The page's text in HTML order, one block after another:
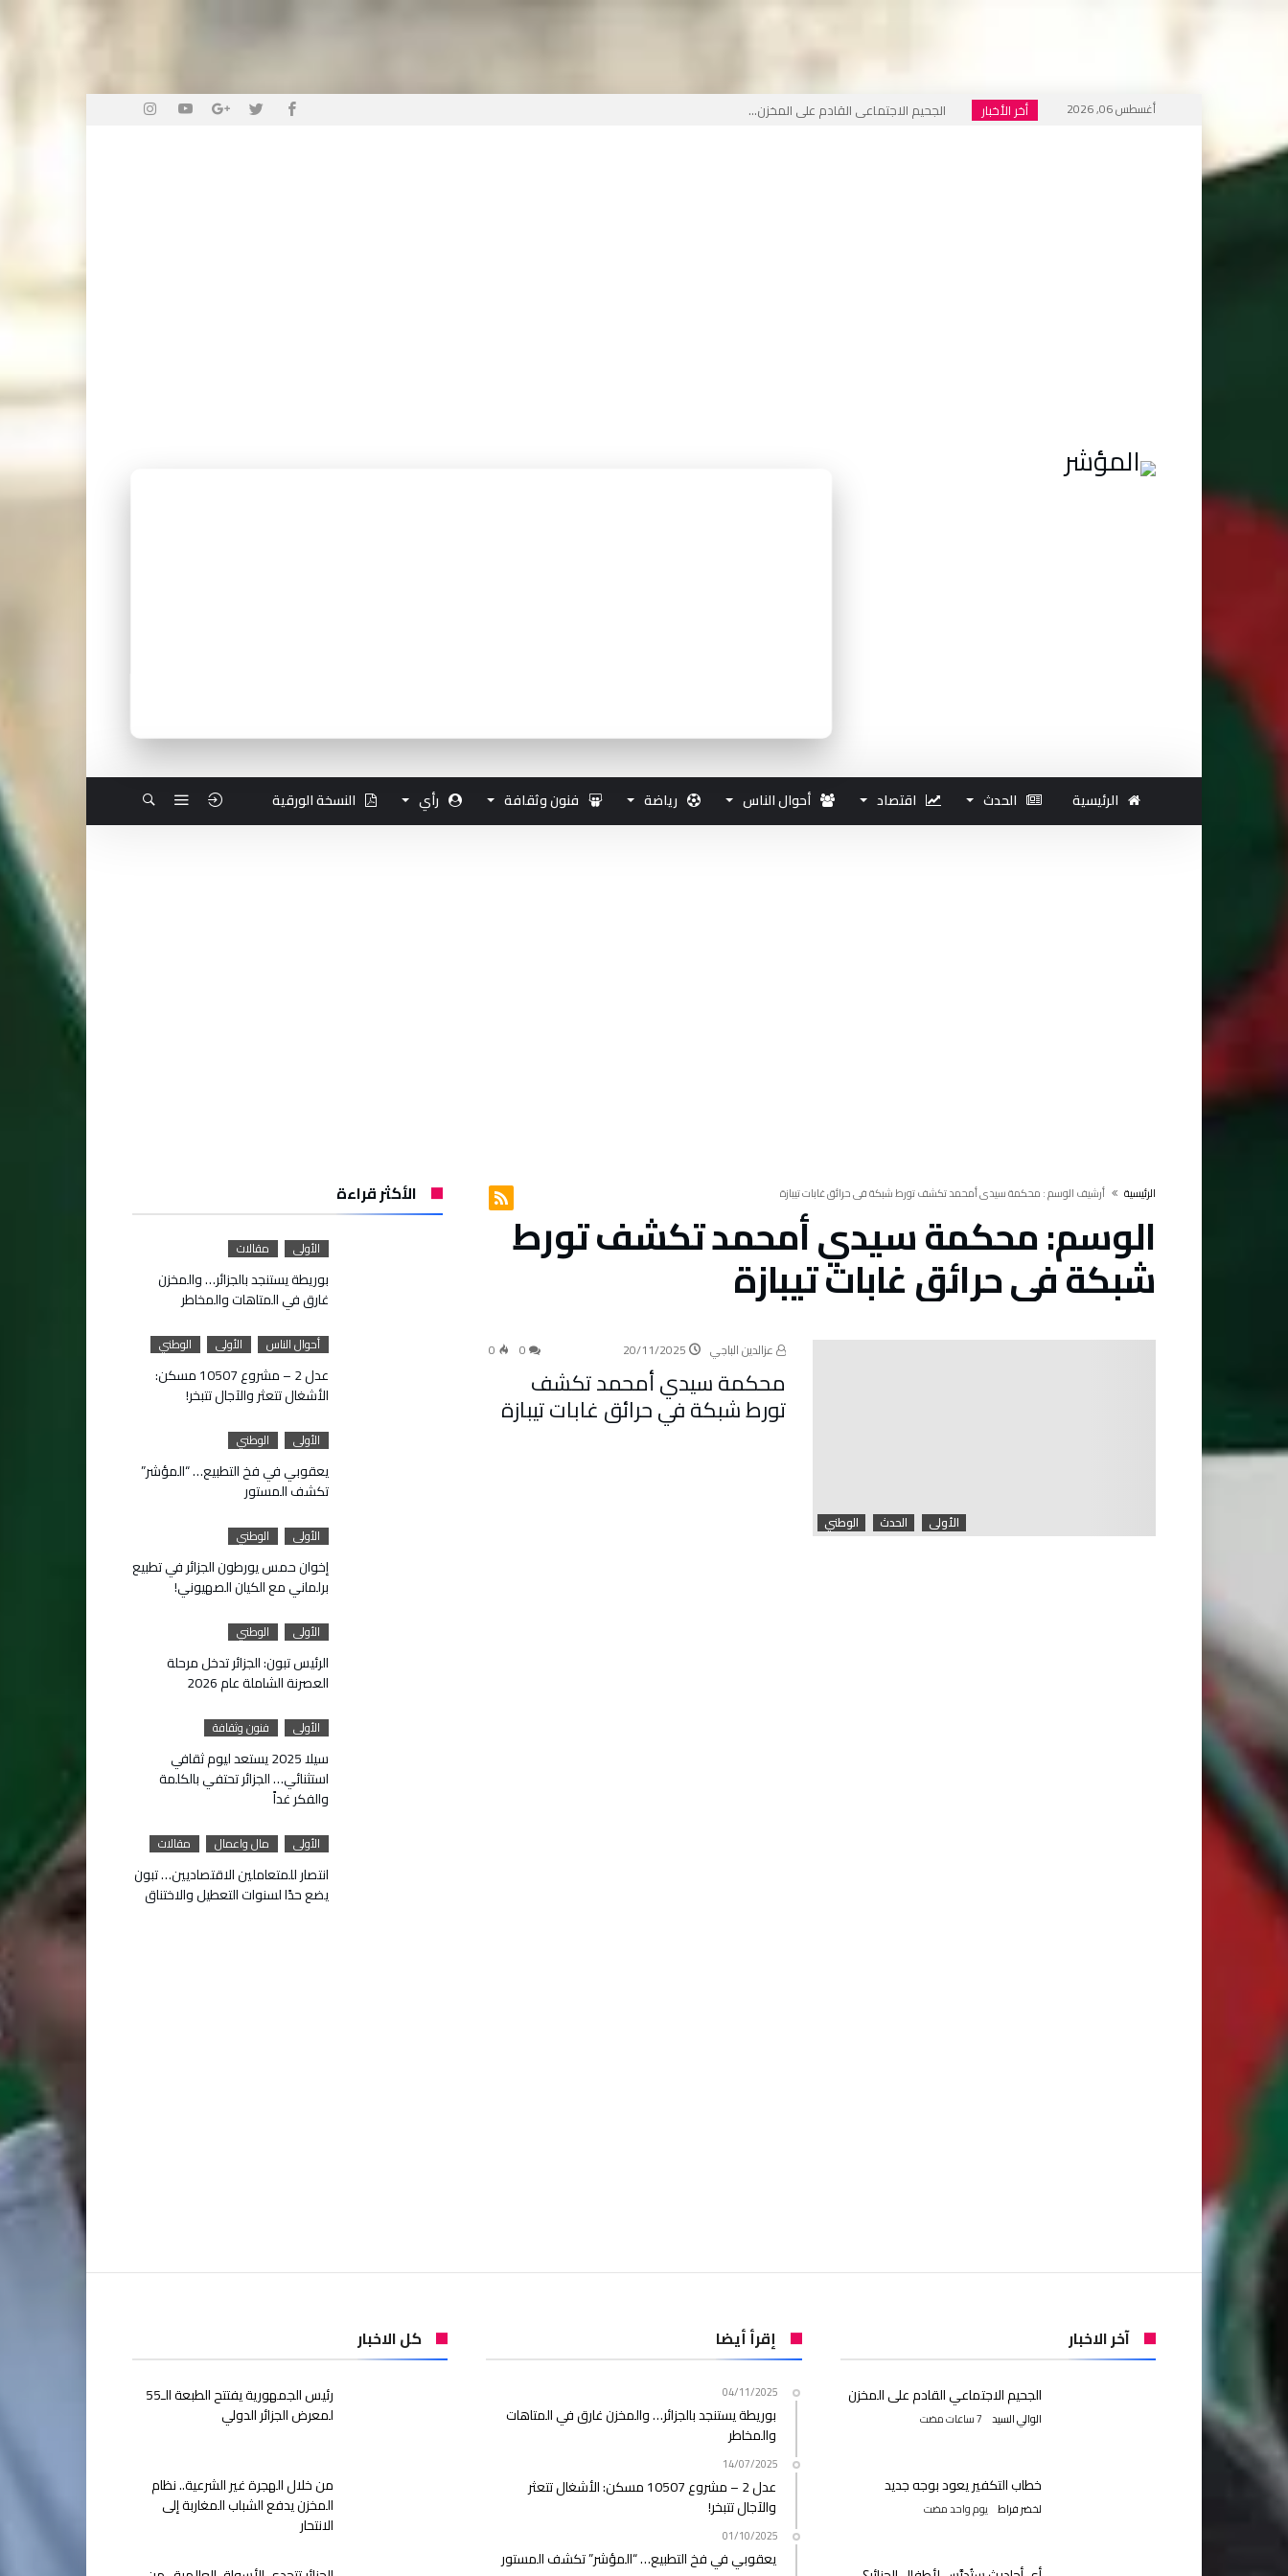
أغسطس 06, 2026 أخر الأخبار
الجحيم الاجتماعي القادم على المخزن...
الرئيسية الحدث اقتصاد أحوال الناس رياضة فنون وثقافة رأي النسخة الورقية
‫الرئيسية‬ ‫أرشيف الوسم :‬ محكمة سيدي أمحمد تكشف تورط شبكة في حرائق غابات تيبازة
الوسم:محكمة سيدي أمحمد تكشف تورط
شبكة في حرائق غابات تيبازة
الأولى الحدث الوطني
عزالدين الباجي 20/11/2025
0
محكمة سيدي أمحمد تكشف
تورط شبكة في حرائق غابات تيبازة
الأكثر قراءة
الأولى مقالات
بوريطة يستنجد بالجزائر… والمخزن
غارق في المتاهات والمخاطر
أحوال الناس الأولى الوطني
عدل 2 – مشروع 10507 مسكن:
الأشغال تتعثر والآجال تتبخر!
الأولى الوطني
يعقوبي في فخ التطبيع… “المؤشر”
تكشف المستور
الأولى الوطني
إخوان حمس يورطون الجزائر في تطبيع
برلماني مع الكيان الصهيوني!
الأولى الوطني
الرئيس تبون: الجزائر تدخل مرحلة
العصرنة الشاملة عام 2026
الأولى فنون وثقافة
سيلا 2025 يستعد ليوم ثقافي
استثنائي… الجزائر تحتفي بالكلمة
والفكر غداً
الأولى مال واعمال مقالات
انتصار للمتعاملين الاقتصاديين… تبون
يضع حدًا لسنوات التعطيل والاختناق
آخر الاخبار
الجحيم الاجتماعي القادم على المخزن
الوالي السيد
خطاب التكفير يعود بوجه جديد
لخضر فراط ‫‫‫‏‫يوم واحد مضت‬
إقرأ أيضا
04/11/2025
بوريطة يستنجد بالجزائر… والمخزن غارق في المتاهات
والمخاطر
14/07/2025
عدل 2 – مشروع 10507 مسكن: الأشغال تتعثر
والآجال تتبخر!
01/10/2025
يعقوبي في فخ التطبيع… “المؤشر” تكشف المستور
كل الاخبار
رئيس الجمهورية يفتتح الطبعة الـ55
لمعرض الجزائر الدولي
من خلال الهجرة غير الشرعية.. نظام
المخزن يدفع الشباب المغاربة إلى
الانتحار